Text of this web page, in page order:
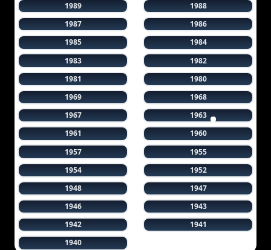
1989
1988
1987
1986
1985
1984
1983
1982
1981
1980
1969
1968
1967
1963
1961
1960
1957
1955
1954
1952
1948
1947
1946
1943
1942
1941
1940